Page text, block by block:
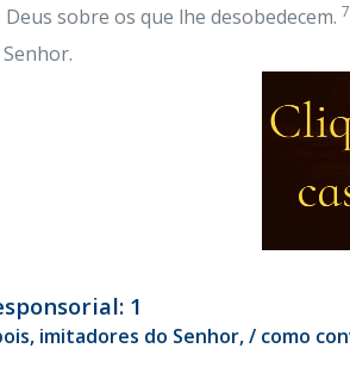
Deus sobre os que lhe desobedecem. 7
1
imitadores do Senhor, / como